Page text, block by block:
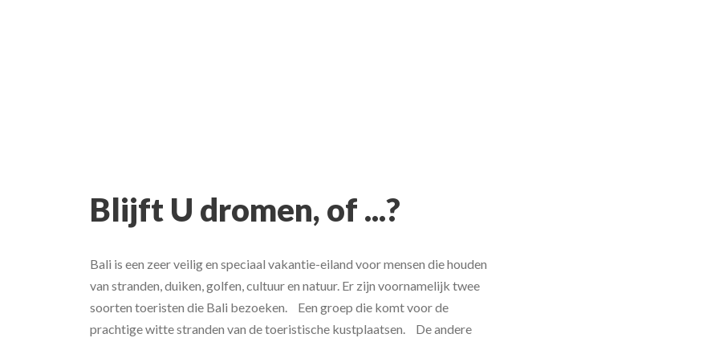
Blijft U dromen, of ...?
Bali is een zeer veilig en speciaal vakantie-eiland voor mensen die houden
van stranden, duiken, golfen, cultuur en natuur. Er zijn voornamelijk twee
soorten toeristen die Bali bezoeken. Een groep die komt voor de
prachtige witte stranden van de toeristische kustplaatsen. De andere